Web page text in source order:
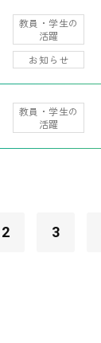
教員・学生の
活躍
お知らせ
教員・学生の
活躍
2 3